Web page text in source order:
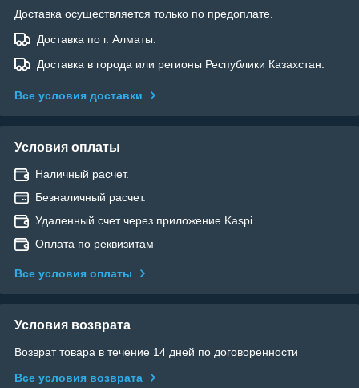
Доставка осуществляется только по предоплате.
Доставка по г. Алматы.
Доставка в города или регионы Республики Казахстан.
Все условия доставки
Условия оплаты
Наличный расчет.
Безналичный расчет.
Удаленный счет через приложение Kaspi
Оплата по реквизитам
Все условия оплаты
Условия возврата
Возврат товара в течение 14 дней по договоренности
Все условия возврата